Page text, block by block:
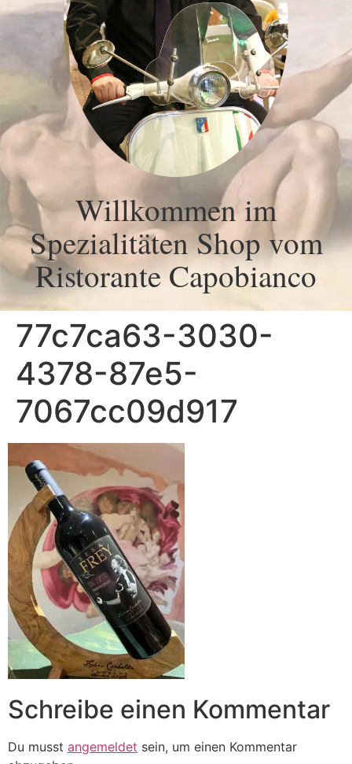
Willkommen im
Spezialitäten Shop vom
Ristorante Capobianco
77c7ca63-3030-
4378-87e5-
7067cc09d917
Schreibe einen Kommentar
Du musst angemeldet sein, um einen Kommentar